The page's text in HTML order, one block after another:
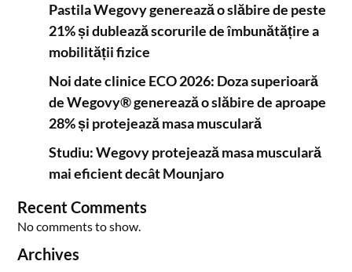
Pastila Wegovy generează o slăbire de peste
21% și dublează scorurile de îmbunătățire a
mobilității fizice
Noi date clinice ECO 2026: Doza superioară
de Wegovy® generează o slăbire de aproape
28% și protejează masa musculară
Studiu: Wegovy protejează masa musculară
mai eficient decât Mounjaro
Recent Comments
No comments to show.
Archives